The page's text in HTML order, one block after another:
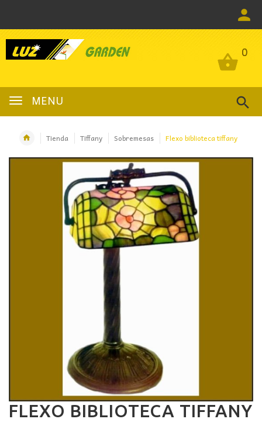
0
MENU
0
Tienda Tiffany Sobremesas Flexo biblioteca tiffany
FLEXO BIBLIOTECA TIFFANY